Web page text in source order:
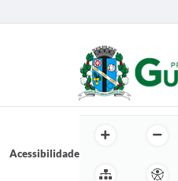
Acessibilidade